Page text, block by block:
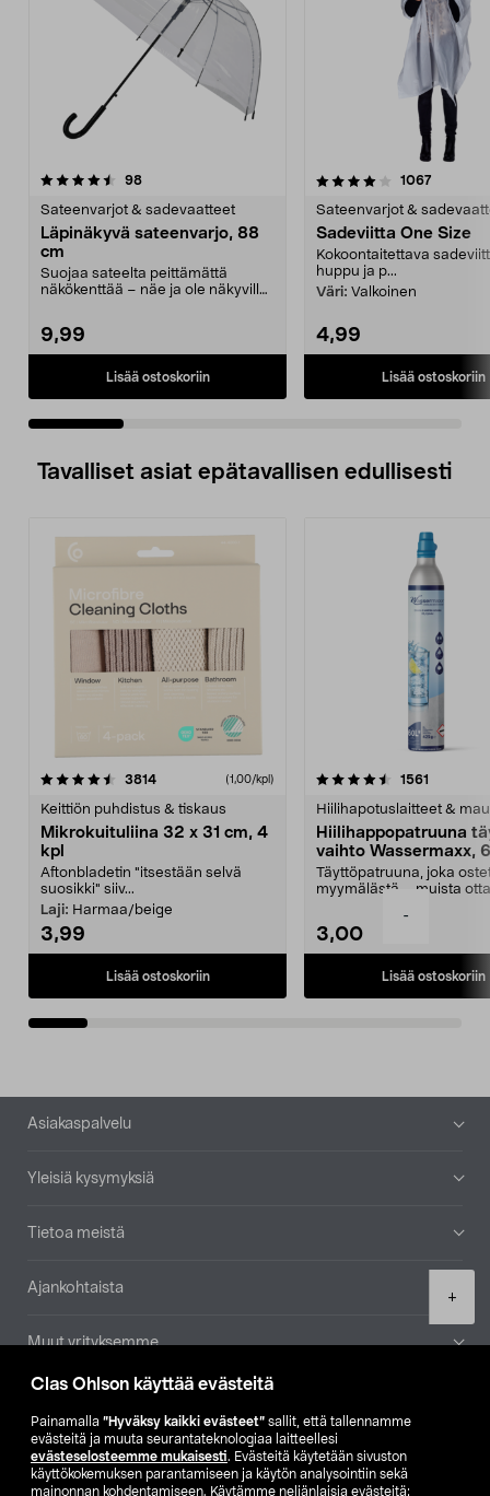
Clas Ohlson käyttää evästeitä
Painamalla ”Hyväksy kaikki evästeet” sallit, että tallennamme
evästeitä ja muuta seurantateknologiaa laitteellesi
evästeselosteemme mukaisesti. Evästeitä käytetään sivuston
käyttökokemuksen parantamiseen ja käytön analysointiin sekä
mainonnan kohdentamiseen. Käytämme neljänlaisia evästeitä:
-
+
98arvostelut
Sateenvarjot & sadevaatteet
Läpinäkyvä sateenvarjo, 88
cm
Suojaa sateelta peittämättä
näkökenttää – näe ja ole näkyvillä
9,99
Lisää ostoskoriin
4.0 viidestä
1067
Sateenvarjot &
Sadeviitta One Size
Kokoontaitettava
huppu ja p...
Väri: Valkoinen
4,99
Lisää ostoskoriin
4.0 viidestä
Tavalliset asiat epätavallisen edullisesti
3814arvostelut (1,00/kpl)
Keittiön puhdistus & tiskaus
Mikrokuituliina 32 x 31 cm, 4
kpl
Aftonbladetin "itsestään selvä
suosikki" siiv...
Laji: Harmaa/beige
3,99
Lisää ostoskoriin
4.5viidestä
1561
Hiilihapotuslaitteet &
Hiilihappopatruuna
vaihto Wassermaxx,
Täyttöpatruuna, joka
myymälästä – muista
3,00
Lisää ostoskoriin
4.5viidestä
Alatunniste
Asiakaspalvelu
Yleisiä kysymyksiä
Tietoa meistä
Ajankohtaista
Muut yrityksemme
Etsi myymälä
SE NO FI
FI SV